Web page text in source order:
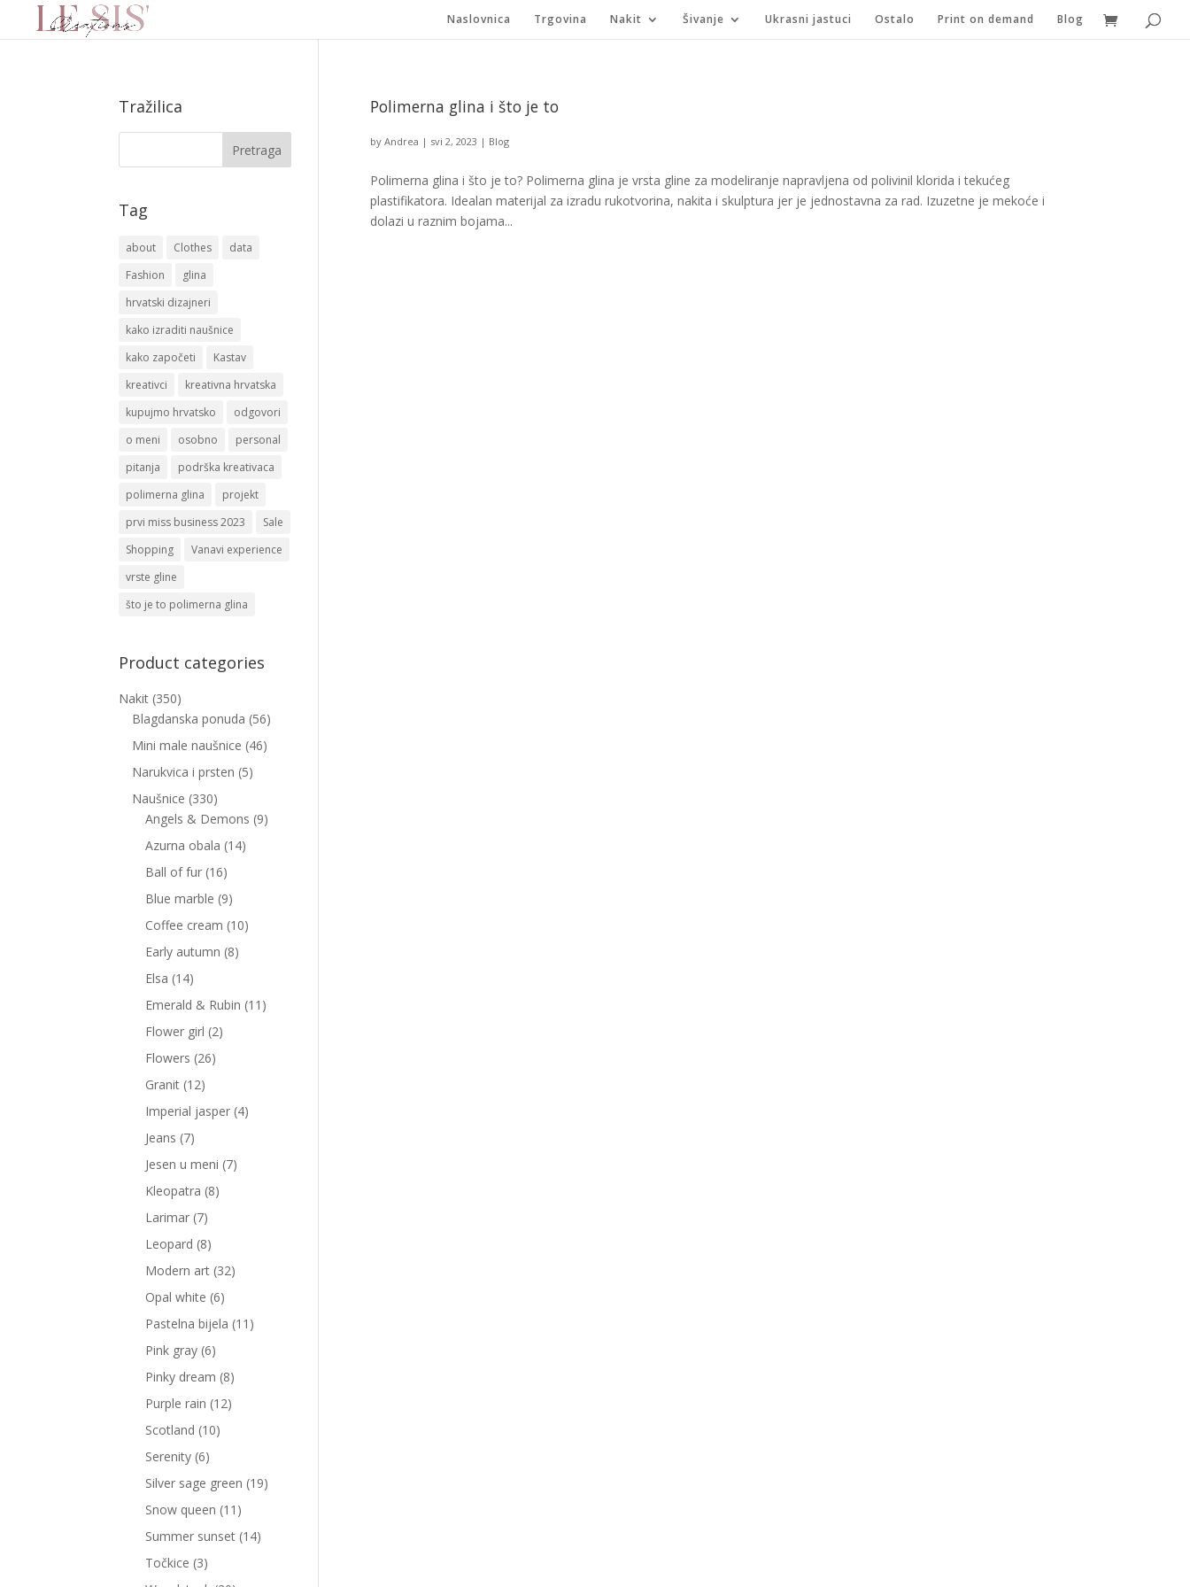
Naslovnica Trgovina Nakit Šivanje Ukrasni jastuci Ostalo Print on demand Blog
Polimerna glina i što je to
by Andrea | svi 2, 2023 | Blog
Polimerna glina i što je to? Polimerna glina je vrsta gline za modeliranje napravljena od polivinil klorida i tekućeg
plastifikatora. Idealan materijal za izradu rukotvorina, nakita i skulptura jer je jednostavna za rad. Izuzetne je mekoće i
dolazi u raznim bojama...
Tražilica
Tag
about Clothes
data
Fashion
glina
hrvatski dizajneri
kako izraditi naušnice
kako započeti
Kastav
kreativci
kreativna hrvatska
kupujmo hrvatsko
odgovori
o meni
osobno
personal
pitanja
podrška kreativaca
polimerna glina
projekt
prvi miss business 2023
Sale
Shopping
Vanavi experience
vrste gline
što je to polimerna glina
Product categories
Nakit (350)
Blagdanska ponuda (56)
Mini male naušnice (46)
Narukvica i prsten (5)
Naušnice (330)
Angels & Demons (9)
Azurna obala (14)
Ball of fur (16)
Blue marble (9)
Coffee cream (10)
Early autumn (8)
Elsa (14)
Emerald & Rubin (11)
Flower girl (2)
Flowers (26)
Granit (12)
Imperial jasper (4)
Jeans (7)
Jesen u meni (7)
Kleopatra (8)
Larimar (7)
Leopard (8)
Modern art (32)
Opal white (6)
Pastelna bijela (11)
Pink gray (6)
Pinky dream (8)
Purple rain (12)
Scotland (10)
Serenity (6)
Silver sage green (19)
Snow queen (11)
Summer sunset (14)
Točkice (3)